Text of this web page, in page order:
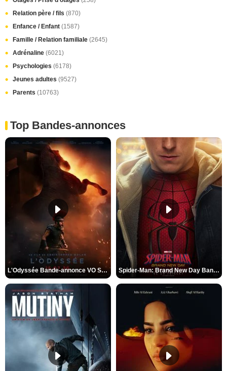
Relation père / fils (870)
Enfance / Enfant (1587)
Famille / Relation familiale (2645)
Adrénaline (6021)
Psychologies (6178)
Jeunes adultes (9527)
Parents (10763)
Top Bandes-annonces
L'Odyssée Bande-annonce VO STFR Spider-Man: Brand New Day Bande-annonce VO STFR